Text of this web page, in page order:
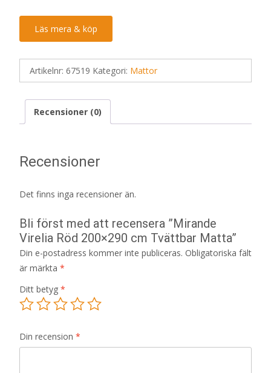
Läs mera & köp
Artikelnr: 67519 Kategori: Mattor
Recensioner (0)
Recensioner
Det finns inga recensioner än.
Bli först med att recensera ”Mirande
Virelia Röd 200×290 cm Tvättbar Matta”
Din e-postadress kommer inte publiceras. Obligatoriska fält
är märkta *
Ditt betyg *
Din recension *